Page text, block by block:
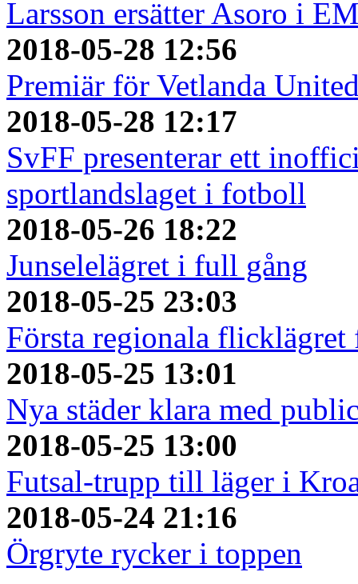
Larsson ersätter Asoro i
2018-05-28 12:56
Premiär för Vetlanda
2018-05-28 12:17
SvFF presenterar ett
sportlandslaget i fotboll
2018-05-26 18:22
Junselelägret i full gång
2018-05-25 23:03
Första regionala
2018-05-25 13:01
Nya städer klara med
2018-05-25 13:00
Futsal-trupp till läger i
2018-05-24 21:16
Örgryte rycker i toppen